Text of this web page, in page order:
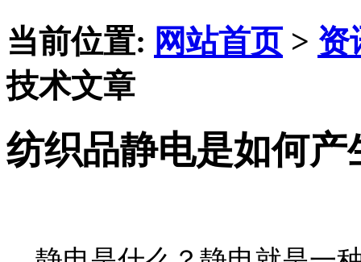
当前位置: 网站首页> 资
技术文章
纺织品静电是如何